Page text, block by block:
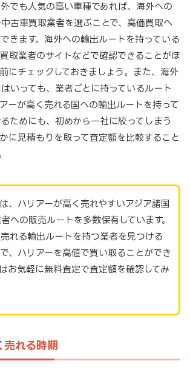
でも人気の高い車種であれば、海外への
古車買取業者を選ぶことで、高価買取へ
きます。海外への輸出ルートを持っている
取業者のサイトなどで確認できることがほ
にチェックしておきましょう。また、海外
いっても、業者ごとに持っているルート
ーが高く売れる国への輸出ルートを持って
ためにも、初めから一社に絞ってしまう
に見積もりを取って査定額を比較すること
、ハリアーが高く売れやすいアジア諸国
への販売ルートを多数保有しています。
れる輸出ルートを持つ業者を見つける
、ハリアーを高値で買い取ることができ
お気軽に無料査定で査定額を確認してみ
売れる時期